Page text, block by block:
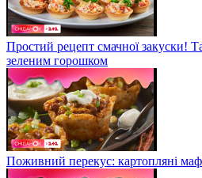
Простий рецепт смачної закуски!
зеленим горошком
Поживний перекус: картопляні